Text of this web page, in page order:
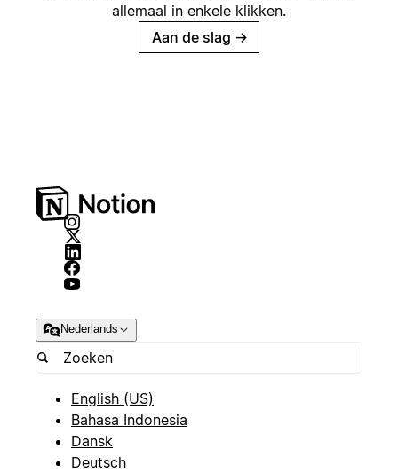
allemaal in enkele klikken.
Aan de slag →
Nederlands
English (US)
Bahasa Indonesia
Dansk
Deutsch